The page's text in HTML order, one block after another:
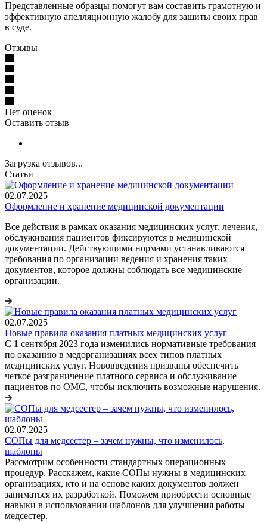
Представленные образцы помогут вам составить грамотную и
эффективную апелляционную жалобу для защиты своих прав
в суде.
Отзывы
Нет оценок
Оставить отзыв
Загрузка отзывов...
Статьи
02.07.2025
Оформление и хранение медицинской документации
Все действия в рамках оказания медицинских услуг, лечения,
обслуживания пациентов фиксируются в медицинской
документации. Действующими нормами устанавливаются
требования по организации ведения и хранения таких
документов, которое должны соблюдать все медицинские
организации.
02.07.2025
Новые правила оказания платных медицинских услуг
С 1 сентября 2023 года изменились нормативные требования
по оказанию в медорганизациях всех типов платных
медицинских услуг. Нововведения призваны обеспечить
четкое разграничение платного сервиса и обслуживание
пациентов по ОМС, чтобы исключить возможные нарушения.
02.07.2025
СОПы для медсестер – зачем нужны, что изменилось,
шаблоны
Рассмотрим особенности стандартных операционных
процедур. Расскажем, какие СОПы нужны в медицинских
организациях, кто и на основе каких документов должен
заниматься их разработкой. Поможем приобрести основные
навыки в использовании шаблонов для улучшения работы
медсестер.